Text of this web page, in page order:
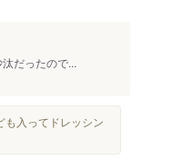
だったので...
も入ってドレッシン